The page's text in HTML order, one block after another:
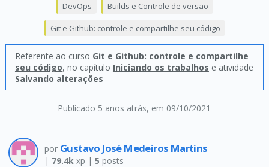
Publicado 5 anos atrás, em 09/10/2021
DevOps Builds e Controle de versão
Git e Github: controle e compartilhe seu código
Referente ao curso Git e Github: controle e compartilhe
seu código, no capítulo Iniciando os trabalhos e atividade
Salvando alterações
por Gustavo José Medeiros Martins
| 79.4kxp | 5 posts